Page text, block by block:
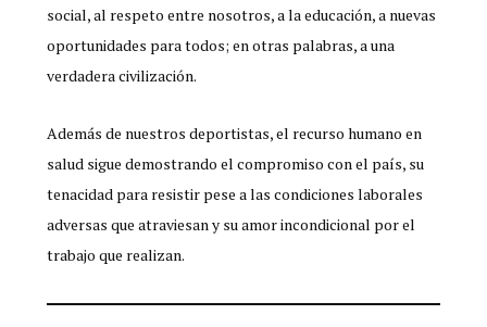
social, al respeto entre nosotros, a la educación, a nuevas
oportunidades para todos; en otras palabras, a una
verdadera civilización.
Además de nuestros deportistas, el recurso humano en
salud sigue demostrando el compromiso con el país, su
tenacidad para resistir pese a las condiciones laborales
adversas que atraviesan y su amor incondicional por el
trabajo que realizan.